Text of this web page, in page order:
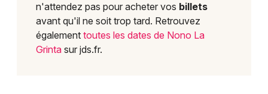
n'attendez pas pour acheter vos billets
avant qu'il ne soit trop tard. Retrouvez
également toutes les dates de Nono La
Grinta sur jds.fr.